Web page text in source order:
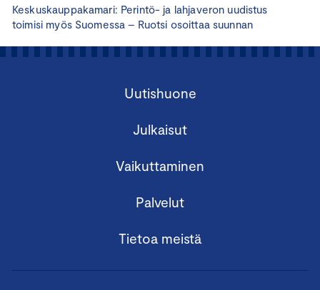
Keskuskauppakamari: Perintö- ja lahjaveron uudistus
toimisi myös Suomessa – Ruotsi osoittaa suunnan
Uutishuone
Julkaisut
Vaikuttaminen
Palvelut
Tietoa meistä